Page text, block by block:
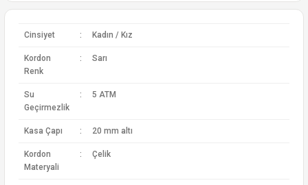
Cinsiyet : Kadın / Kız
Kordon
Renk
: Sarı
Su
Geçirmezlik
: 5 ATM
Kasa Çapı : 20 mm altı
Kordon
Materyali
: Çelik